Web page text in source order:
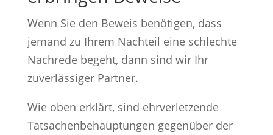
Wenn Sie den Beweis benötigen, dass
jemand zu Ihrem Nachteil eine schlechte
Nachrede begeht, dann sind wir Ihr
zuverlässiger Partner.
Wie oben erklärt, sind ehrverletzende
Tatsachenbehauptungen gegenüber der